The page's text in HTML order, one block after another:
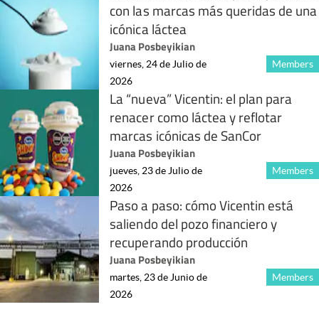
con las marcas más queridas de una
icónica láctea
Juana Posbeyikian
Members
viernes, 24 de Julio de
2026
La “nueva” Vicentin: el plan para
renacer como láctea y reflotar
marcas icónicas de SanCor
Juana Posbeyikian
Members
jueves, 23 de Julio de
2026
Paso a paso: cómo Vicentin está
saliendo del pozo financiero y
recuperando producción
Juana Posbeyikian
Members
martes, 23 de Junio de
2026